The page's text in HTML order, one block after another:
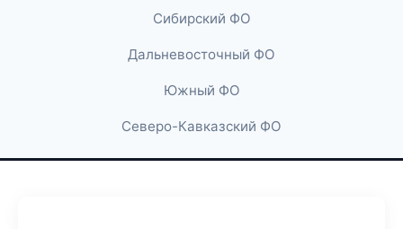
Сибирский ФО
Дальневосточный ФО
Южный ФО
Северо-Кавказский ФО